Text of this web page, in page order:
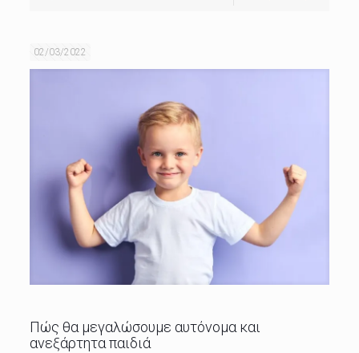
02/03/2022
Πώς θα μεγαλώσουμε αυτόνομα και
ανεξάρτητα παιδιά